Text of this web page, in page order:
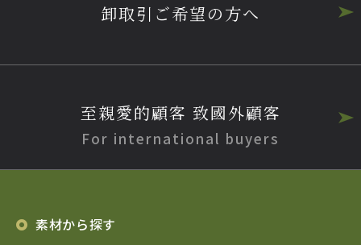
卸取引ご希望の方へ
至親愛的顧客 致國外顧客
For international buyers
素材から探す